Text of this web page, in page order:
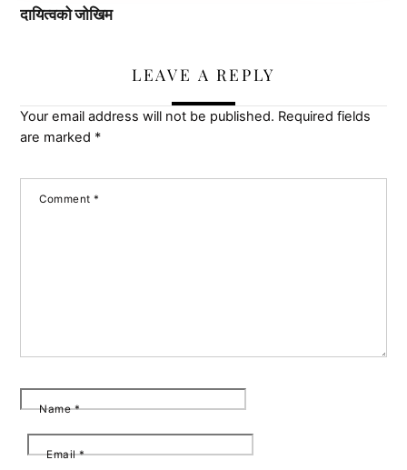
दायित्वको जोखिम
LEAVE A REPLY
Your email address will not be published. Required fields
are marked *
Comment*
Name*
Email*